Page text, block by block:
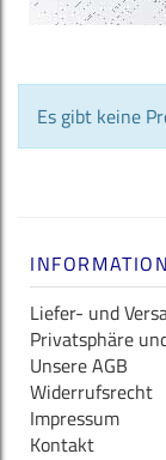
Es gibt keine
INFORMATION
Liefer- und
Privatsphäre
Unsere AGB
Widerrufsrecht
Impressum
Kontakt